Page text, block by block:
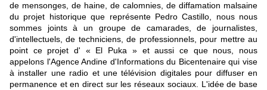
de mensonges, de haine, de calomnies, de diffamation malsaine
du projet historique que représente Pedro Castillo, nous nous
sommes joints à un groupe de camarades, de journalistes,
d'intellectuels, de techniciens, de professionnels, pour mettre au
point ce projet d' « El Puka » et aussi ce que nous, nous
appelons l'Agence Andine d'Informations du Bicentenaire qui vise
à installer une radio et une télévision digitales pour diffuser en
permanence et en direct sur les réseaux sociaux. L'idée de base